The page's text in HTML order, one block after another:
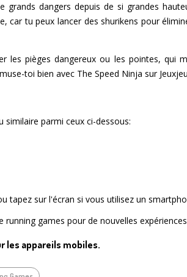
grands dangers depuis de si grandes
car tu peux lancer des shurikens pour
les pièges dangereux ou les pointes, qui
toi bien avec The Speed Ninja sur
similaire parmi ceux ci-dessous:
tapez sur l'écran si vous utilisez un
games pour de nouvelles
les appareils mobiles.